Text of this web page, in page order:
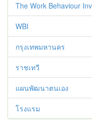
The Work Behaviour
WBI
กรุงเทพมหานคร
ราชเทวี
แผนพัฒนาตนเอง
โรงแรม